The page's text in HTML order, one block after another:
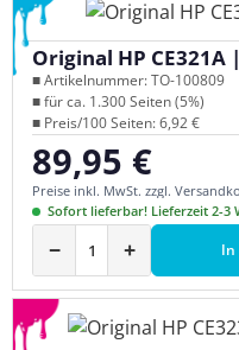
Original HP CE321A
■ Artikelnummer: TO-100809
■ für ca. 1.300 Seiten (5%)
■ Preis/100 Seiten: 6,92 €
Regulärer Preis:
89,95 €
Preise inkl. MwSt. zzgl.
Sofort lieferbar! Lieferzeit 2-3
− + In